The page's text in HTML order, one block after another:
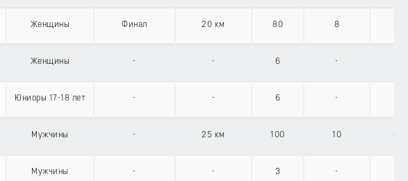
Женщины Финал 20 км 80 8
Женщины - - 6 -
Юниоры 17-18 лет - - 6 -
Мужчины - 25 км 100 10
Мужчины - - 3 -